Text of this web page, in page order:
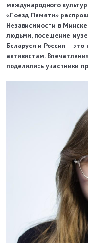
международного
«Поезд Памяти»
Независимости в
людьми, посещение
Беларуси и России –
активистам.
поделились участники